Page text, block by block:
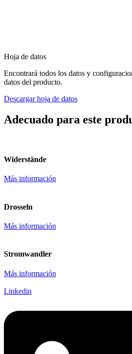
Hoja de datos
Encontrará todos los datos y
datos del producto.
Descargar hoja de datos
Adecuado para este
Widerstände
Más información
Drosseln
Más información
Stromwandler
Más información
Linkedin